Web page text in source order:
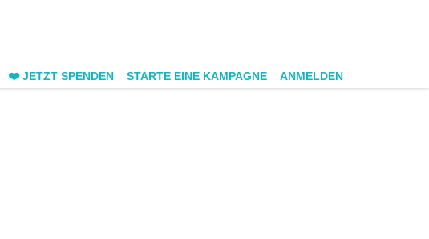
❤️ JETZT SPENDEN STARTE EINE KAMPAGNE ANMELDEN